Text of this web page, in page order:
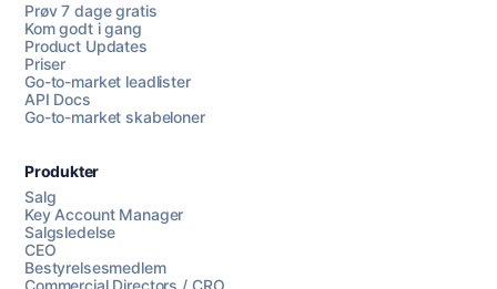
Prøv 7 dage gratis
Kom godt i gang
Product Updates
Priser
Go-to-market leadlister
API Docs
Go-to-market skabeloner
Produkter
Salg
Key Account Manager
Salgsledelse
CEO
Bestyrelsesmedlem
Commercial Directors / CRO